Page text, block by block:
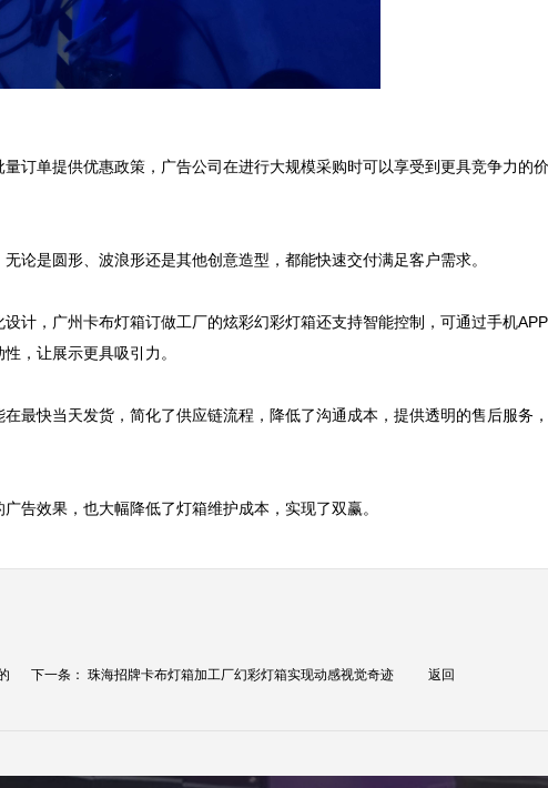
订单提供优惠政策，广告公司在进行大规模采购时可以享受到更具竞争力的
论是圆形、波浪形还是其他创意造型，都能快速交付满足客户需求。
计，广州卡布灯箱订做工厂的炫彩幻彩灯箱还支持智能控制，可通过手机
，让展示更具吸引力。
最快当天发货，简化了供应链流程，降低了沟通成本，提供透明的售后服务
告效果，也大幅降低了灯箱维护成本，实现了双赢。
下一条： 珠海招牌卡布灯箱加工厂幻彩灯箱实现动感视觉奇迹 返回